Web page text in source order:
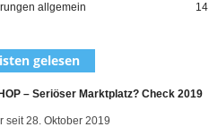
allgemein 14
gelesen
– Seriöser Marktplatz? Check 2019
seit 28. Oktober 2019